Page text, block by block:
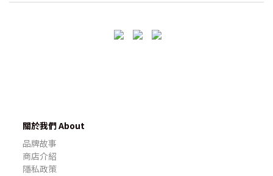
關於我們 About
品牌故事
商店介紹
隱私政策